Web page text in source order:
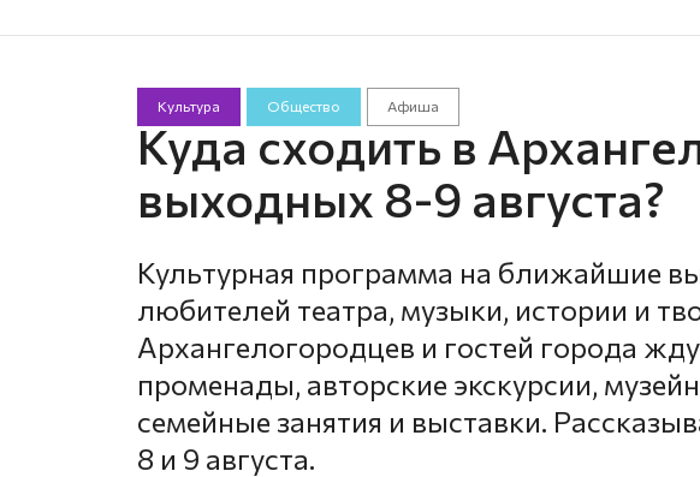
Культура Общество Афиша
Куда сходить в
выходных 8-9 августа?
Культурная программа на ближайшие
любителей театра, музыки, истории и
Архангелогородцев и гостей города
променады, авторские экскурсии,
семейные занятия и выставки.
8 и 9 августа.